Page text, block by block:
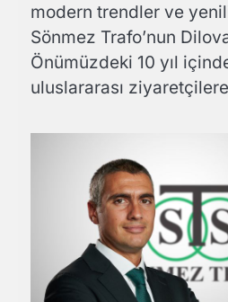
modern trendler ve
Sönmez Trafo’nun
Önümüzdeki 10 yıl
uluslararası